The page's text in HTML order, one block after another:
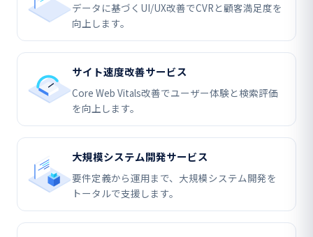
データに基づくUI/UX改善でCVRと顧客満足度を
向上します。
サイト速度改善サービス
Core Web Vitals改善でユーザー体験と検索評価
を向上します。
大規模システム開発サービス
要件定義から運用まで、大規模システム開発を
トータルで支援します。